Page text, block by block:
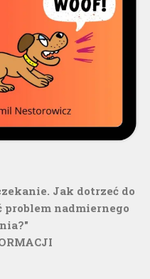
Jak dotrzeć do
nadmiernego